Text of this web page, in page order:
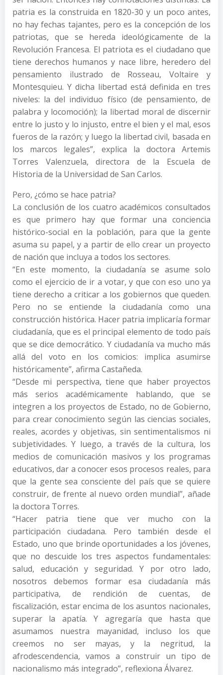
patria es la construida en 1820-30 y un poco antes,
no hay fechas tajantes, pero es la concepción de los
patriotas, que se hereda ideológicamente de la
Revolución Francesa. El patriota es el ciudadano que
tiene derechos humanos y nace libre, heredero del
pensamiento ilustrado de Rosseau, Voltaire y
Montesquieu. Y dicha libertad está definida en tres
niveles: la del individuo físico (de pensamiento, de
palabra y locomoción); la libertad moral de discernir
entre lo justo y lo injusto, entre el bien y el mal, esos
fueros de la razón; y luego la libertad civil, basada en
los marcos legales”, explica la doctora Artemis
Torres Valenzuela, directora de la Escuela de
Historia de la Universidad de San Carlos.
Pero, ¿cómo se hace patria?
La conclusión de los cuatro académicos consultados
es que primero hay que formar una conciencia
histórico-social en la población, para que la gente
asuma su papel, y a partir de ello crear un proyecto
de nación que incluya a todos los sectores.
“En este momento, la ciudadanía se asume solo
como el ejercicio de ir a votar, y que con eso uno ya
tiene derecho a criticar a los gobiernos que queden.
Pero no se entiende la ciudadanía como una
construcción histórica. Hacer patria implicaría formar
ciudadanía, que es el principal elemento de todo país
que se dice democrático. Y ciudadanía va mucho más
allá del voto en los comicios: implica asumirse
históricamente”, afirma Castañeda.
“Desde mi perspectiva, tiene que haber proyectos
más serios académicamente hablando, que se
integren a los proyectos de Estado, no de Gobierno,
para crear conocimiento según las ciencias sociales,
reales, acordes y objetivas, sin sentimentalismos ni
subjetividades. Y luego, a través de la cultura, los
medios de comunicación masivos y los programas
educativos, dar a conocer esos procesos reales, para
que la gente sea consciente del país que se quiere
construir, de frente al nuevo orden mundial”, añade
la doctora Torres.
“Hacer patria tiene que ver mucho con la
participación ciudadana. Pero también desde el
Estado, uno que brinde oportunidades a los jóvenes,
que no descuide los tres aspectos fundamentales:
salud, educación y seguridad. Y por otro lado,
nosotros debemos formar esa ciudadanía más
participativa, de rendición de cuentas, de
fiscalización, estar encima de los asuntos nacionales,
superar la apatía. Y agregaría que hasta que
asumamos nuestra mayanidad, incluso los que
creemos no ser mayas, y la negritud, la
afrodescendencia, vamos a construir un tipo de
nacionalismo más integrado”, reflexiona Álvarez.